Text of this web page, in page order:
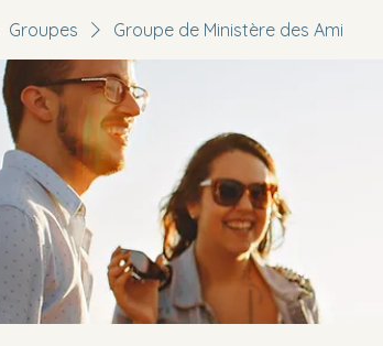
Groupes Groupe de Ministère des Ami